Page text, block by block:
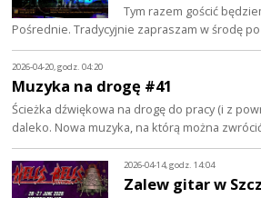
Tym razem gościć
Pośrednie. Tradycyjnie zapraszam w środę po
2026-04-20, godz. 04:20
Muzyka na drogę #41
Ścieżka dźwiękowa na drogę do pracy (i z
daleko. Nowa muzyka, na którą można
2026-04-14, godz. 14:04
Zalew gitar w